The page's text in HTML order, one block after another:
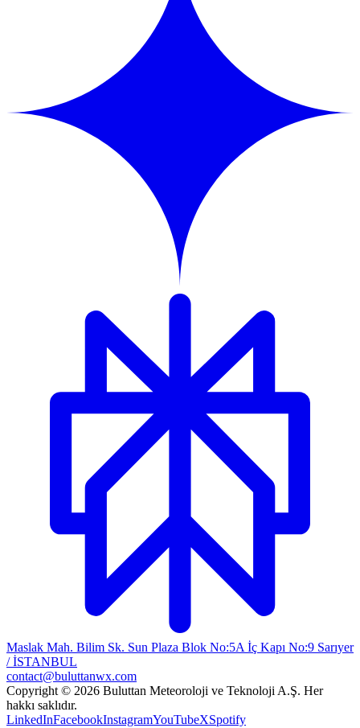
Maslak Mah. Bilim Sk. Sun Plaza Blok No:5A İç Kapı No:9 Sarıyer
/ İSTANBUL
contact@buluttanwx.com
Copyright © 2026 Buluttan Meteoroloji ve Teknoloji A.Ş. Her
hakkı saklıdır.
LinkedInFacebookInstagramYouTubeXSpotify